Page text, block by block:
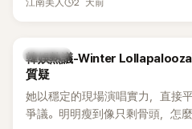
細身材下的超狂背肌與肩膀線條
傻直呼：「原來她身材這麼猛！」
江南美人
熱議討論
韓娛熱議-Winter Lollapalooza
質疑
她以穩定的現場演唱實力，直接平
爭議。明明瘦到像只剩骨頭，怎